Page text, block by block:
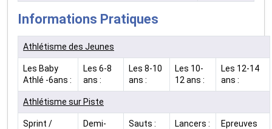
Informations Pratiques
Athlétisme des Jeunes
Les Baby
Athlé -6ans :
Les 6-8
ans :
Les 8-10
ans :
Les 10-
12 ans :
Les 12-14
ans :
Athlétisme sur Piste
Sprint /
Demi-
Sauts : Lancers :
Epreuves